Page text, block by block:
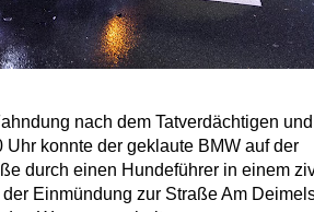
nach dem Tatverdächtigen
konnte der geklaute BMW auf der
durch einen Hundeführer in einem
Einmündung zur Straße Am